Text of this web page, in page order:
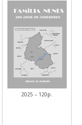
2025 – 120p.